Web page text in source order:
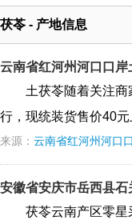
茯苓 - 产地信息
云南省红河州河口口岸
土茯苓随着关注
行，现统装货售价40
来源： 云南省红河州河口
安徽省安庆市岳西县
茯苓云南产区零